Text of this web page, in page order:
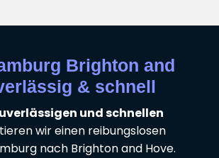
Brighton and
& schnell
und schnellen
wir einen reibungslosen
nach Brighton and Hove.